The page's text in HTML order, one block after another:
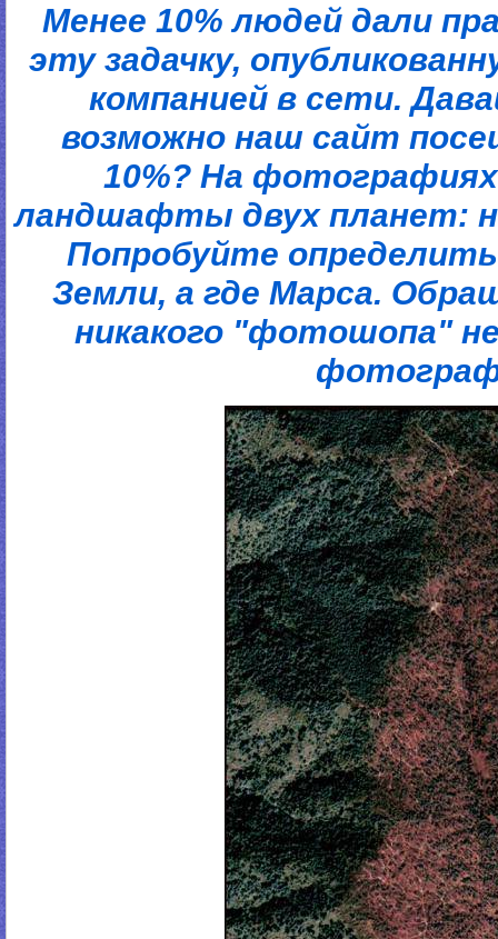
Менее 10% людей дали
эту задачку,
компанией в сети.
возможно наш сайт
10%? На
ландшафты двух планет:
Попробуйте
Земли, а где Марса.
никакого "фотошопа"